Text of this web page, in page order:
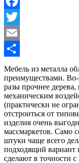
Facebook
Twitter
Email
Отправить
Мебель из металла
преимуществами.
разы прочнее
механическим
(практически не
отстроиться от
изделия очень
массмаркетов. Само
штуки чаще всего
подходящий вариант
сделают в точности